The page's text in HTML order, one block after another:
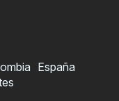
España